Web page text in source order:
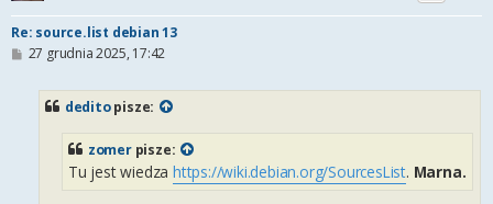
Re: source.list debian 13
P27 grudnia 2025, 17:42
deditopisze:
zomerpisze:
Tu jest wiedza https://wiki.debian.org/SourcesList. Marna.